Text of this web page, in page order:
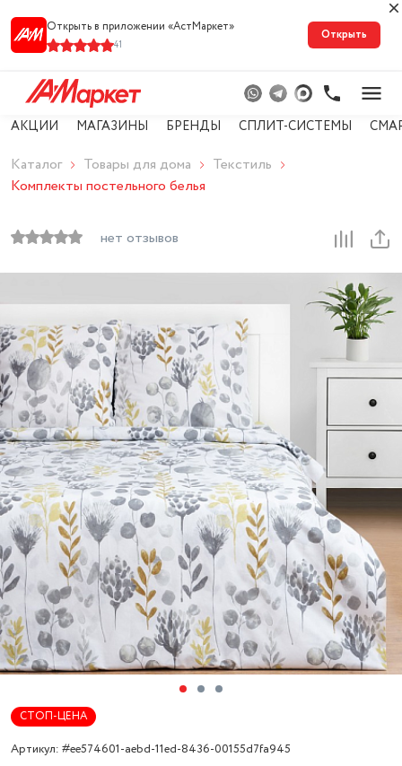
Открыть в приложении «АстМарке‪т‬»
41
Открыть
АКЦИИ МАГАЗИНЫ БРЕНДЫ СПЛИТ-СИСТЕМЫ
Каталог Товары для дома
Текстиль
Комплекты постельного белья
нет отзывов
СТОП-ЦЕНА
Артикул: #ee574601-aebd-11ed-8436-00155d7fa945